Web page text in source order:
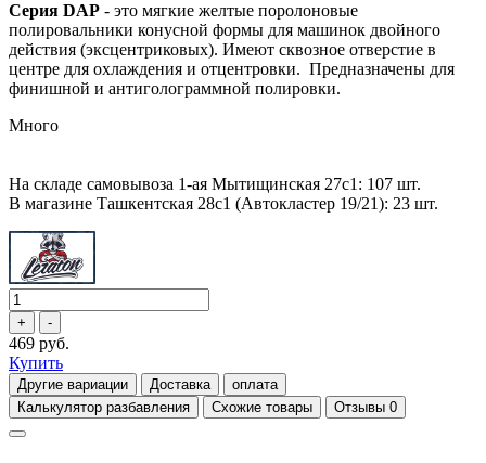
Серия DAP - это мягкие желтые поролоновые
полировальники конусной формы для машинок двойного
действия (эксцентриковых). Имеют сквозное отверстие в
центре для охлаждения и отцентровки. Предназначены для
финишной и антиголограммной полировки.
Много
На складе самовывоза 1-ая Мытищинская 27с1: 107 шт.
В магазине Ташкентская 28с1 (Автокластер 19/21): 23 шт.
469 руб.
Купить
Другие вариации Доставка
оплата
Калькулятор разбавления
Схожие товары Отзывы 0